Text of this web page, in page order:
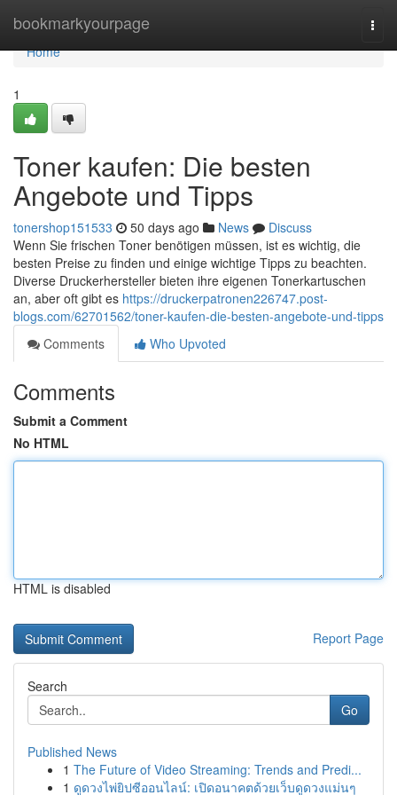
bookmarkyourpage
Home
Home
1
Toner kaufen: Die besten
Angebote und Tipps
tonershop151533 50 days ago News
Discuss
Wenn Sie frischen Toner benötigen müssen, ist es wichtig, die
besten Preise zu finden und einige wichtige Tipps zu beachten.
Diverse Druckerhersteller bieten ihre eigenen Tonerkartuschen
an, aber oft gibt es https://druckerpatronen226747.post-
blogs.com/62701562/toner-kaufen-die-besten-angebote-und-tipps
Comments
Who Upvoted
Comments
Submit a Comment
No HTML
HTML is disabled
Report Page
Search
Go
Published News
1 The Future of Video Streaming: Trends and Predi...
1 ดูดวงไพ่ยิปซีออนไลน์: เปิดอนาคตด้วยเว็บดูดวงแม่นๆ